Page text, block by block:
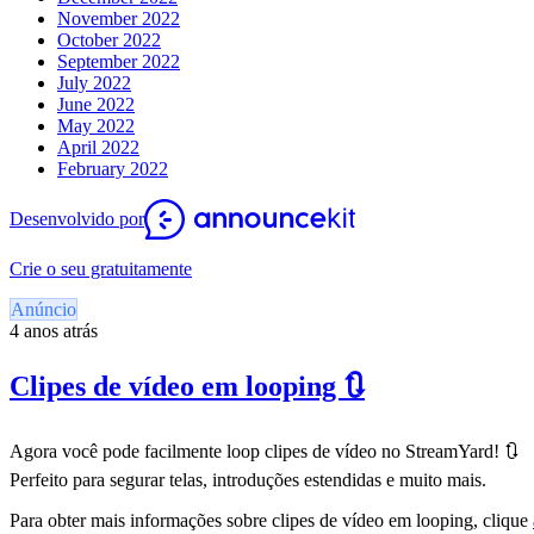
November 2022
October 2022
September 2022
July 2022
June 2022
May 2022
April 2022
February 2022
Desenvolvido por
Crie o seu gratuitamente
Anúncio
4 anos atrás
Clipes de vídeo em looping 🔃
Agora você pode facilmente loop clipes de vídeo no StreamYard! 🔃
Perfeito para segurar telas, introduções estendidas e muito mais.
Para obter mais informações sobre clipes de vídeo em looping, clique